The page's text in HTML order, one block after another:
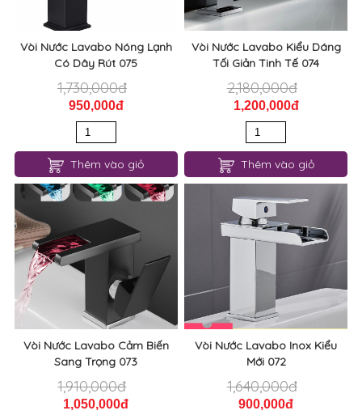
Vòi Nước Lavabo Nóng Lạnh
Có Dây Rút 075
1,730,000đ
950,000đ
Thêm vào giỏ
Vòi Nước Lavabo Kiểu Dáng
Tối Giản Tinh Tế 074
2,180,000đ
1,200,000đ
Thêm vào giỏ
Vòi Nước Lavabo Cảm Biến
Sang Trọng 073
1,910,000đ
1,050,000đ
Vòi Nước Lavabo Inox Kiểu
Mới 072
1,640,000đ
900,000đ